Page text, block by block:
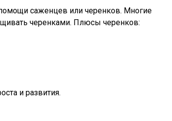
саженцев или черенков. Многие
черенками. Плюсы черенков:
и развития.